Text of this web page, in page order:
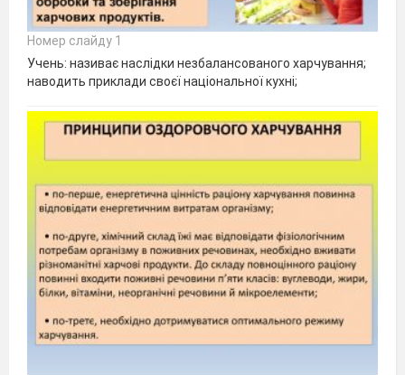
Номер слайду 1
Учень: називає наслідки незбалансованого харчування;
наводить приклади своєї національної кухні;